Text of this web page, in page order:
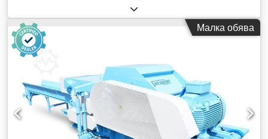
BEHA NG 310 P10 (UNIWATT), предназначен за сервизни,
лабораторни, образователни цели, както и за тестване на
електронни устройства. Устройството е тествано и е
напълно функционално. Оборудвано е с два независимо
регулируеми изхода 0–30 V / 3 A и допълнителен
стабилизиран изход 5 V / 3 A DC. Захранващият блок
разполага с цифрови дисплеи и възможност за измерване
на напрежение и ток. Корпусът има нормални следи от
употреба, видими на снимките. Продава се точно в
състоянието, показано на снимките. Технически данни: •
Производител: CH. BEHA GmbH • Модел: NG 310 P10 •
Малка обява